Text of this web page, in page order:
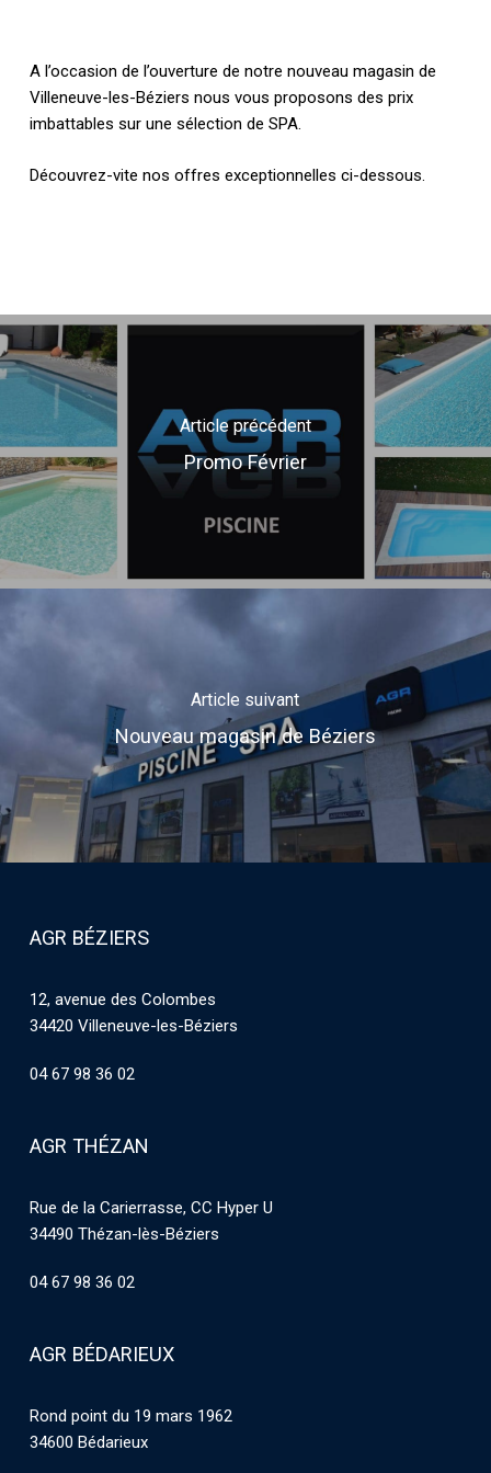
A l’occasion de l’ouverture de notre nouveau magasin de
Villeneuve-les-Béziers nous vous proposons des prix
imbattables sur une sélection de SPA.
Découvrez-vite nos offres exceptionnelles ci-dessous.
Article précédent
Promo Février
Article suivant
Nouveau magasin de Béziers
AGR BÉZIERS
12, avenue des Colombes
34420 Villeneuve-les-Béziers
04 67 98 36 02
AGR THÉZAN
Rue de la Carierrasse, CC Hyper U
34490 Thézan-lès-Béziers
04 67 98 36 02
AGR BÉDARIEUX
Rond point du 19 mars 1962
34600 Bédarieux